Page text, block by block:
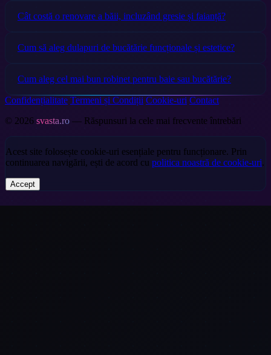
Cât costă o renovare a băii, incluzând gresie și faianță?
Cum să aleg dulapuri de bucătărie funcționale și estetice?
Cum aleg cel mai bun robinet pentru baie sau bucătărie?
Confidențialitate Termeni și Condiții Cookie-uri Contact
© 2026 svasta.ro — Răspunsuri la cele mai frecvente întrebări
Acest site folosește cookie-uri esențiale pentru funcționare. Prin
continuarea navigării, ești de acord cu politica noastră de cookie-uri.
Accept